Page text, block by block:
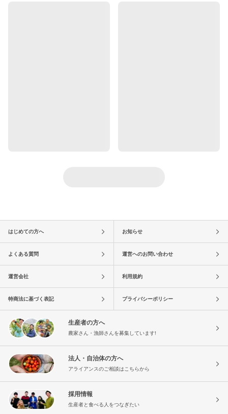
はじめての方へ お知らせ
よくある質問 運営へのお問い合わせ
運営会社 利用規約
特商法に基づく表記 プライバシーポリシー
生産者の方へ
農家さん・漁師さんを募集しています!
法人・自治体の方へ
アライアンスのご相談はこちらから
採用情報
生産者と食べる人をつなぎたい